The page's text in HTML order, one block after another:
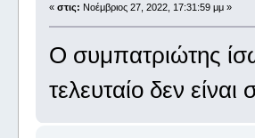
« στις: Νοέμβριος 27, 2022, 17:31:59 μμ »
Ο συμπατριώτης
τελευταίο δεν